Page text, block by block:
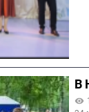
В